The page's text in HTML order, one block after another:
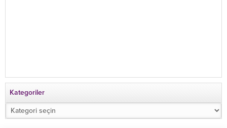
Kategoriler
Kategoriler